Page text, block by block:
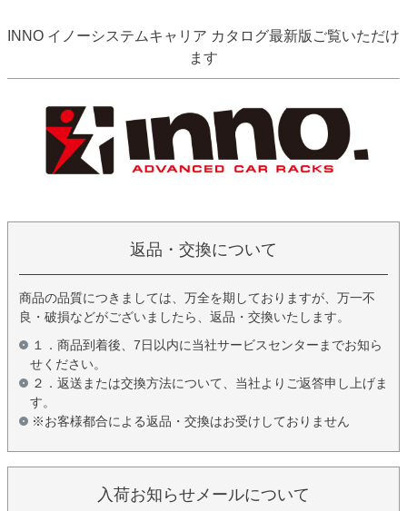
INNO イノーシステムキャリア カタログ最新版ご覧いただけ
ます
返品・交換について
商品の品質につきましては、万全を期しておりますが、万一不
良・破損などがございましたら、返品・交換いたします。
１．商品到着後、7日以内に当社サービスセンターまでお知ら
せください。
２．返送または交換方法について、当社よりご返答申し上げま
す。
※お客様都合による返品・交換はお受けしておりません
入荷お知らせメールについて